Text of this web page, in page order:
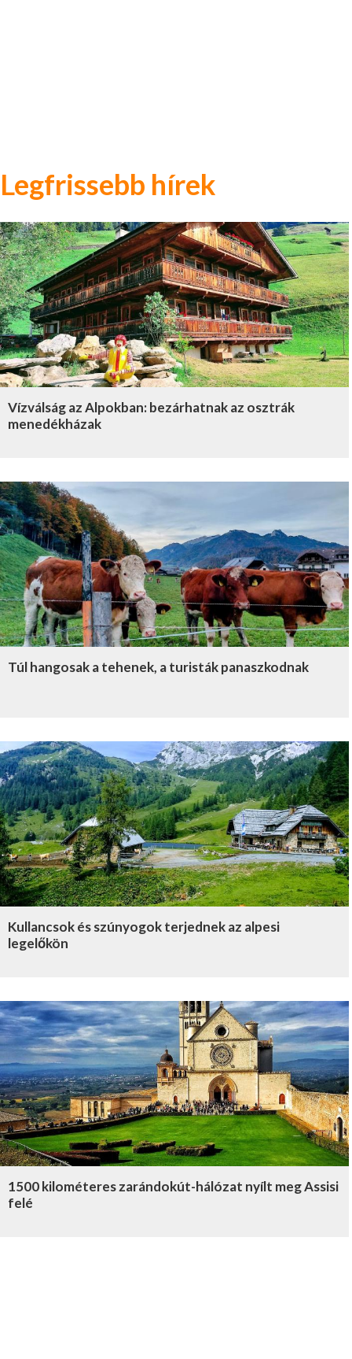
Legfrissebb hírek
Vízválság az Alpokban: bezárhatnak az osztrák
menedékházak
Túl hangosak a tehenek, a turisták panaszkodnak
Kullancsok és szúnyogok terjednek az alpesi
legelőkön
1500 kilométeres zarándokút-hálózat nyílt meg Assisi
felé